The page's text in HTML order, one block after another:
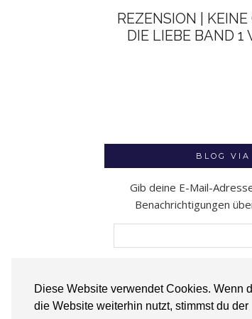
Diese Website verwendet Cookies. Wenn
die Website weiterhin nutzt, stimmst du der
REZENSION |
DIE LIEBE BAND 1
BLOG
Gib deine E-Mail-
Benachrichtigungen
Mail-
Schließe